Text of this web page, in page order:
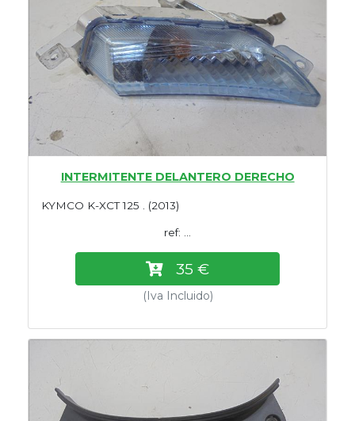
INTERMITENTE DELANTERO DERECHO
KYMCO K-XCT 125 . (2013)
ref: ...
35 €
(Iva Incluido)